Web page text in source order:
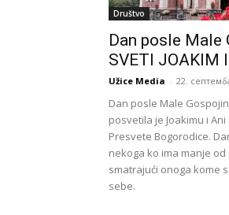
Društvo
Dan posle Male
SVETI JOAKIM
Užice Media - 22.
Dan posle Male
posvetila je Joakimu i
Presvete Bogorodice.
nekoga ko ima manje
smatrajući onoga kome
sebe.